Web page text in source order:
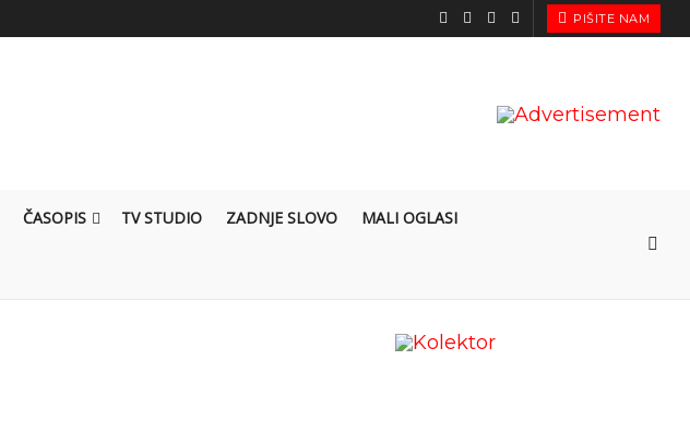
PIŠITE NAM
ČASOPIS TV STUDIO ZADNJE SLOVO MALI OGLASI